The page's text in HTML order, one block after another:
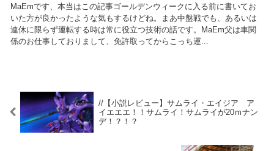
MaEmです、本当はこの記事ゴールデンウィークに入る前に書いてお
いた方が良かったような気もするけどね。まあ中盤戦でも、あるいは
連休に限らず運転する時は常に役立つ技術の話です。MaEm父は車関
係のお仕事しておりまして、免許取ってからこっち運...
//【小説レビュー】サムライ・エイジア ア
イエエエ！！サムライ！サムライが20ｍナン
デ！？！？